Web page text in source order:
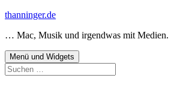
Zum
springen
thanninger.de
… Mac, Musik und irgendwas mit Medien.
Menü und Widgets
Suchen
nach: